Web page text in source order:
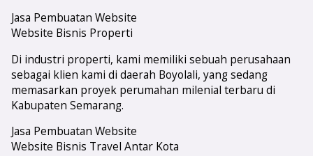
Jasa Pembuatan Website
Website Bisnis Properti
Di industri properti, kami memiliki sebuah perusahaan
sebagai klien kami di daerah Boyolali, yang sedang
memasarkan proyek perumahan milenial terbaru di
Kabupaten Semarang.
Jasa Pembuatan Website
Website Bisnis Travel Antar Kota